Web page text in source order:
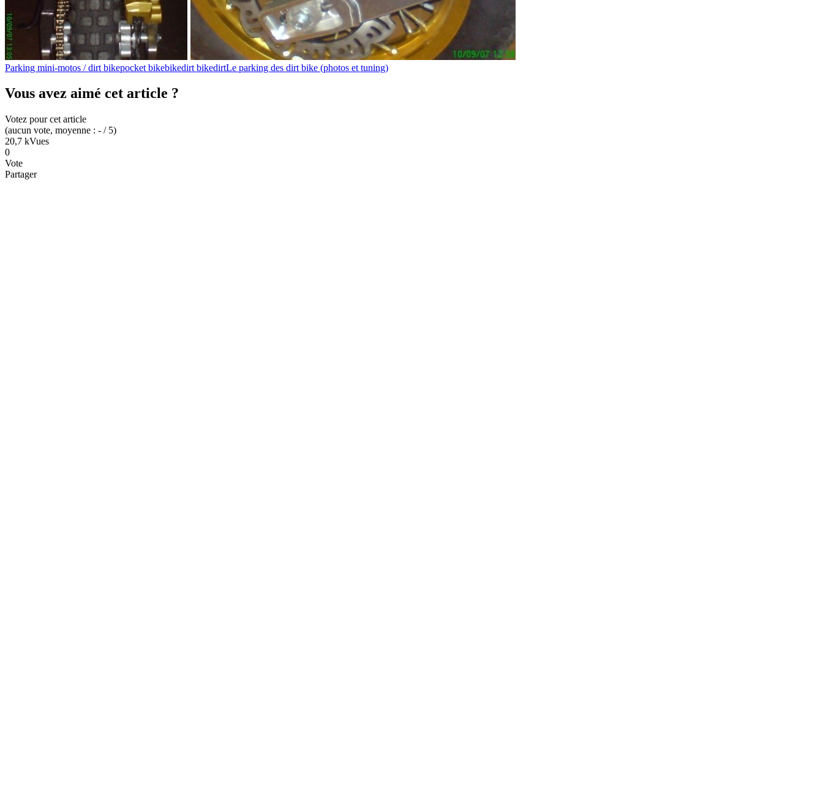
Parking mini-motos / dirt bikepocket bikebikedirt bikedirtLe parking des dirt bike (photos et tuning)
Vous avez aimé cet article ?
Votez pour cet article
(aucun vote, moyenne : - / 5)
20,7 kVues
0
Vote
Partager